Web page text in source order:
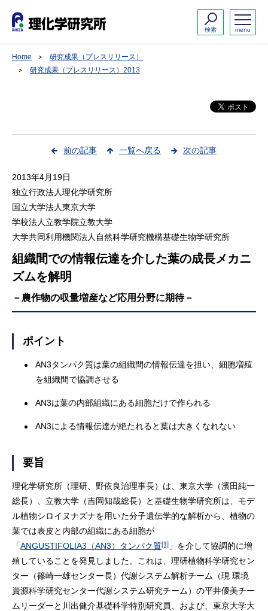
menu
検索
Home
研究成果（プレスリリース）
研究成果（プレスリリース）2013
前の記事 一覧へ戻る 次の記事
2013年4月19日
独立行政法人理化学研究所
国立大学法人東京大学
学校法人立教学院立教大学
大学共同利用機関法人自然科学研究機構基礎生物学研究所
組織間での情報伝達を介した葉の成長メカニ
ズムを解明
－農作物の収量増産など応用分野に期待－
ポイント
AN3タンパク質は葉の組織間の情報伝達を担い、細胞増殖
を組織間で協調させる
AN3は葉の内部組織にある細胞だけで作られる
AN3による情報伝達が絶たれると葉は大きくなれない
要旨
理化学研究所（理研、野依良治理事長）は、東京大学（濱田純一
総長）、立教大学（吉岡知哉総長）と基礎生物学研究所は、モデ
ル植物シロイヌナズナを用いた分子遺伝学的な解析から、植物の
葉では表皮と内部の組織にある細胞が
「ANGUSTIFOLIA3（AN3）タンパク質[1] 」を介して協調的に増
殖していることを発見しました。これは、理研植物科学研究セン
ター（篠崎一雄センター長）代謝システム解析チーム（現 環境
資源科学研究センター代謝システム研究チーム）の平井優美チー
ムリーダーと川出健介基礎科学特別研究員、および、東京大学大